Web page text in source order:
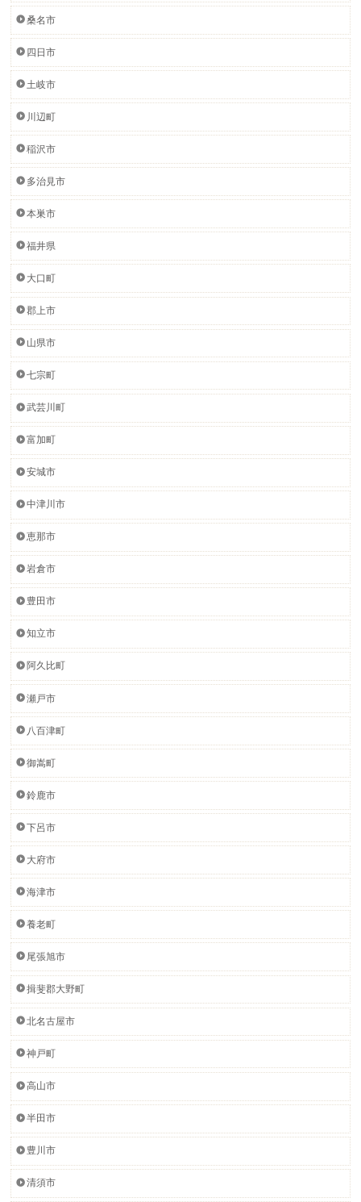
桑名市
四日市
土岐市
川辺町
稲沢市
多治見市
本巣市
福井県
大口町
郡上市
山県市
七宗町
武芸川町
富加町
安城市
中津川市
恵那市
岩倉市
豊田市
知立市
阿久比町
瀬戸市
八百津町
御嵩町
鈴鹿市
下呂市
大府市
海津市
養老町
尾張旭市
揖斐郡大野町
北名古屋市
神戸町
高山市
半田市
豊川市
清須市